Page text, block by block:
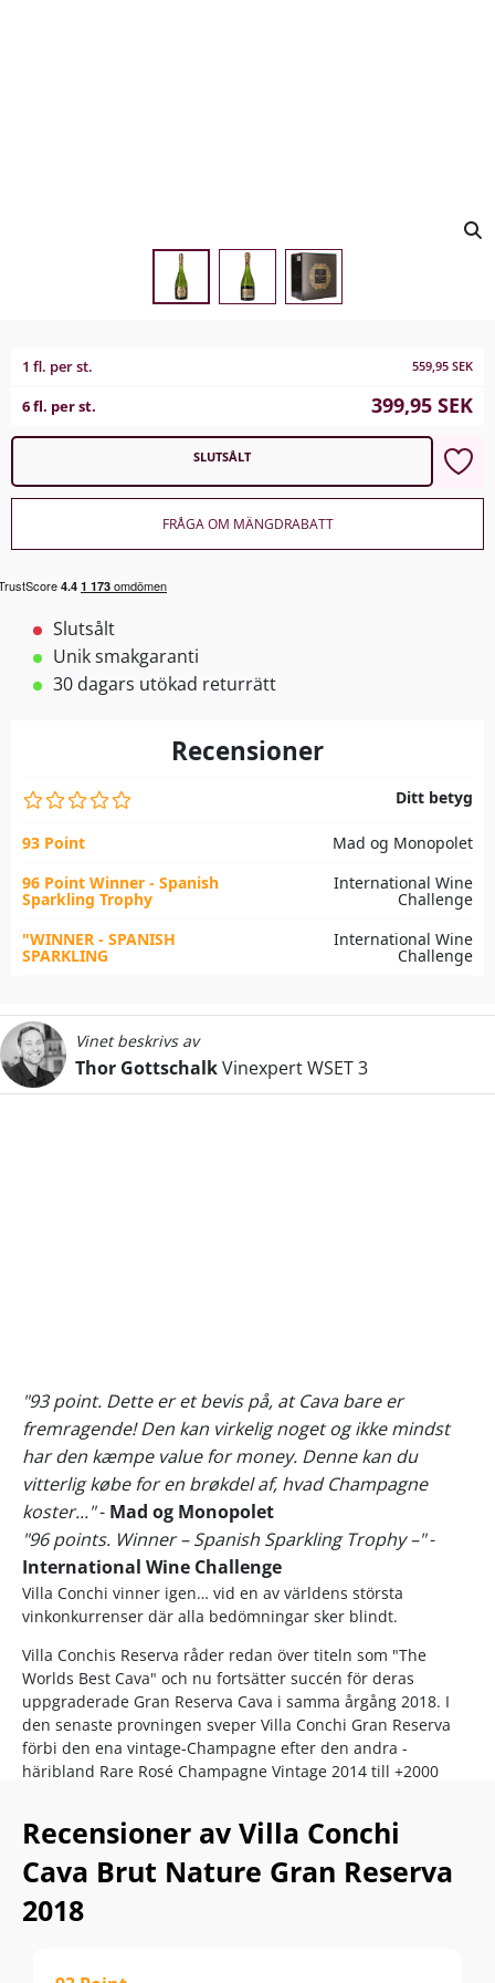
1 fl. per st. 559,95 SEK
6 fl. per st. 399,95 SEK
SLUTSÅLT
FRÅGA OM MÄNGDRABATT
Slutsålt
Unik smakgaranti
30 dagars utökad returrätt
Recensioner
Ditt betyg
93 Point
Mad og Monopolet
96 Point Winner - Spanish
Sparkling Trophy
International Wine
Challenge
"WINNER - SPANISH
SPARKLING
International Wine
Challenge
Vinet beskrivs av
Thor GottschalkVinexpert WSET 3
"93 point. Dette er et bevis på, at Cava bare er
fremragende! Den kan virkelig noget og ikke mindst
har den kæmpe value for money. Denne kan du
vitterlig købe for en brøkdel af, hvad Champagne
koster..."- Mad og Monopolet
"96 points. Winner – Spanish Sparkling Trophy –"-
International Wine Challenge
Villa Conchi vinner igen… vid en av världens största
vinkonkurrenser där alla bedömningar sker blindt.
Villa Conchis Reserva råder redan över titeln som "The
Worlds Best Cava" och nu fortsätter succén för deras
uppgraderade Gran Reserva Cava i samma årgång 2018. I
den senaste provningen sveper Villa Conchi Gran Reserva
förbi den ena vintage-Champagne efter den andra -
häribland Rare Rosé Champagne Vintage 2014 till +2000
De delikata vintage-bubblorna kommer från några av de
produktionen av de bästa Cavaerna. Här skördar Villa Conchi
sina druvor från över 40 år gamla vinstockar på 500–800
meters höjd, vilket ger en perfekt krisphet åt Cavan.
Recensioner av Villa Conchi
Cava Brut Nature Gran Reserva
2018